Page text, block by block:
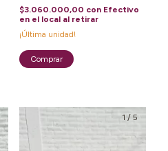
$3.060.000,00 con Efectivo
en el local al retirar
¡Última unidad!
1 / 5